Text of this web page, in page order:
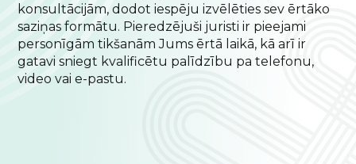
konsultācijām, dodot iespēju izvēlēties sev ērtāko
saziņas formātu. Pieredzējuši juristi ir pieejami
personīgām tikšanām Jums ērtā laikā, kā arī ir
gatavi sniegt kvalificētu palīdzību pa telefonu,
video vai e-pastu.